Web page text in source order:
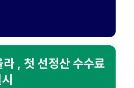
, 첫 선정산 수수료